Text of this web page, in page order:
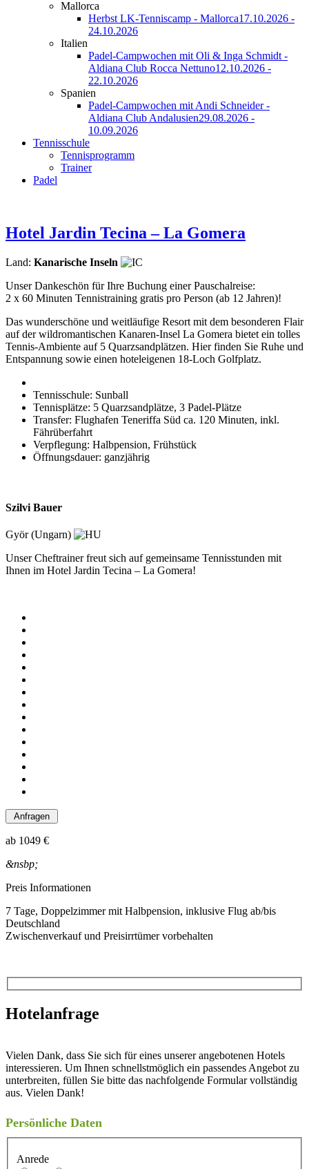
Mallorca
Herbst LK-Tenniscamp - Mallorca17.10.2026 -
24.10.2026
Italien
Padel-Campwochen mit Oli & Inga Schmidt -
Aldiana Club Rocca Nettuno12.10.2026 -
22.10.2026
Spanien
Padel-Campwochen mit Andi Schneider -
Aldiana Club Andalusien29.08.2026 -
10.09.2026
Tennisschule
Tennisprogramm
Trainer
Padel
Hotel Jardin Tecina – La Gomera
Land: Kanarische Inseln
Unser Dankeschön für Ihre Buchung einer Pauschalreise:
2 x 60 Minuten Tennistraining gratis pro Person (ab 12 Jahren)!
Das wunderschöne und weitläufige Resort mit dem besonderen Flair
auf der wildromantischen Kanaren-Insel La Gomera bietet ein tolles
Tennis-Ambiente auf 5 Quarzsandplätzen. Hier finden Sie Ruhe und
Entspannung sowie einen hoteleigenen 18-Loch Golfplatz.
Tennisschule: Sunball
Tennisplätze: 5 Quarzsandplätze, 3 Padel-Plätze
Transfer: Flughafen Teneriffa Süd ca. 120 Minuten, inkl.
Fährüberfahrt
Verpflegung: Halbpension, Frühstück
Öffnungsdauer: ganzjährig
Szilvi Bauer
Györ (Ungarn)
Unser Cheftrainer freut sich auf gemeinsame Tennisstunden mit
Ihnen im Hotel Jardin Tecina – La Gomera!
ab 1049 €
&nsbp;
Preis Informationen
7 Tage, Doppelzimmer mit Halbpension, inklusive Flug ab/bis
Deutschland
Zwischenverkauf und Preisirrtümer vorbehalten
Hotelanfrage
Vielen Dank, dass Sie sich für eines unserer angebotenen Hotels
interessieren. Um Ihnen schnellstmöglich ein passendes Angebot zu
unterbreiten, füllen Sie bitte das nachfolgende Formular vollständig
aus. Vielen Dank!
Persönliche Daten
Anrede